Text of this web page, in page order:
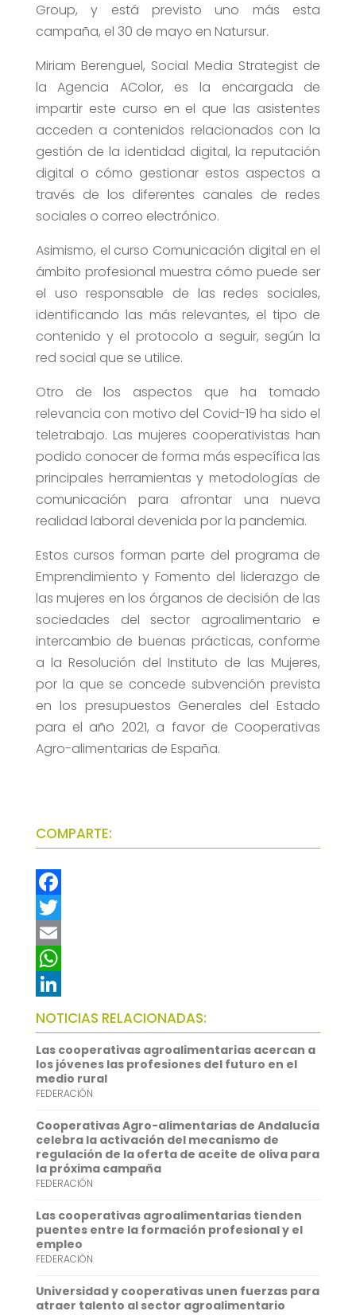
Group, y está previsto uno más esta
campaña, el 30 de mayo en Natursur.
Miriam Berenguel, Social Media Strategist de
la Agencia AColor, es la encargada de
impartir este curso en el que las asistentes
acceden a contenidos relacionados con la
gestión de la identidad digital, la reputación
digital o cómo gestionar estos aspectos a
través de los diferentes canales de redes
sociales o correo electrónico.
Asimismo, el curso Comunicación digital en el
ámbito profesional muestra cómo puede ser
el uso responsable de las redes sociales,
identificando las más relevantes, el tipo de
contenido y el protocolo a seguir, según la
red social que se utilice.
Otro de los aspectos que ha tomado
relevancia con motivo del Covid-19 ha sido el
teletrabajo. Las mujeres cooperativistas han
podido conocer de forma más específica las
principales herramientas y metodologías de
comunicación para afrontar una nueva
realidad laboral devenida por la pandemia.
Estos cursos forman parte del programa de
Emprendimiento y Fomento del liderazgo de
las mujeres en los órganos de decisión de las
sociedades del sector agroalimentario e
intercambio de buenas prácticas, conforme
a la Resolución del Instituto de las Mujeres,
por la que se concede subvención prevista
en los presupuestos Generales del Estado
para el año 2021, a favor de Cooperativas
Agro-alimentarias de España.
COMPARTE:
F
a
c
e
b
o
o
k
T
w
t
t
e
r
E
m
a
i
l
W
h
a
t
s
A
p
p
L
i
n
k
e
d
I
n
NOTICIAS RELACIONADAS:
Las cooperativas agroalimentarias acercan a
los jóvenes las profesiones del futuro en el
medio rural
FEDERACIÓN
Cooperativas Agro-alimentarias de Andalucía
celebra la activación del mecanismo de
regulación de la oferta de aceite de oliva para
la próxima campaña
FEDERACIÓN
Las cooperativas agroalimentarias tienden
puentes entre la formación profesional y el
empleo
FEDERACIÓN
Universidad y cooperativas unen fuerzas para
atraer talento al sector agroalimentario